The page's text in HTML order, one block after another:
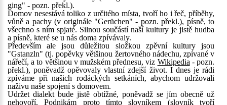
ging" - pozn. překl.).
Domov nesestává toliko z určitého místa, tvoří ho i řeč, příběhy,
vůně a pachy (v originále "Gerüchen" - pozn. překl.), písně, to
všechno s ním spjaté. Silnou součástí naší kultury je jistě hudba
a písně, které se u nás doma zpívávaly.
Především ale jsou důležitou složkou zpěvní kultury jsou
"Gstanzln" (tj. popěvky většinou žertovného nádechu, zpívané v
nářečí, a to většinou v mužském přednesu, viz Wikipedia - pozn.
překl.), poněvadž opěvovaly vlastní zdejší život. I dnes je rádi
zpíváme při našich rodáckých setkáních, abychom udržovali
naživu naše spojení s domovem.
Udržet dialekt bude jistě obtížné, poněvadž se jím obecně už
nehovoří. Podnikám proto tímto slovníkem (slovník tvoří